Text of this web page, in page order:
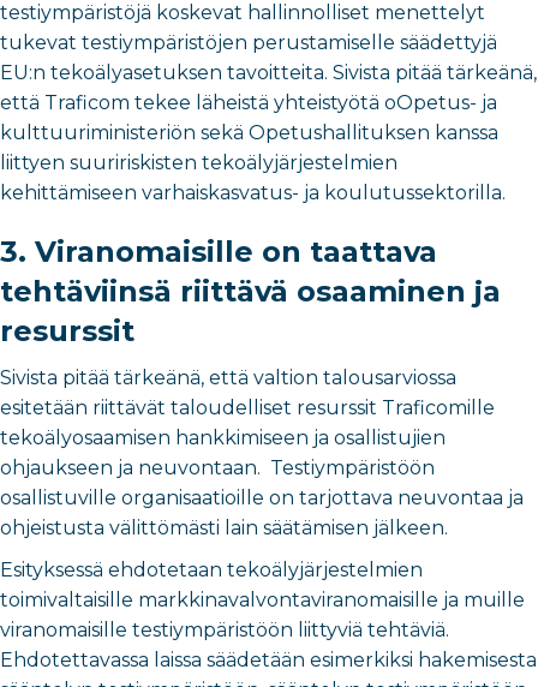
testiympäristöjä koskevat hallinnolliset menettelyt
tukevat testiympäristöjen perustamiselle säädettyjä
EU:n tekoälyasetuksen tavoitteita. Sivista pitää tärkeänä,
että Traficom tekee läheistä yhteistyötä oOpetus- ja
kulttuuriministeriön sekä Opetushallituksen kanssa
liittyen suuririskisten tekoälyjärjestelmien
kehittämiseen varhaiskasvatus- ja koulutussektorilla.
3. Viranomaisille on taattava
tehtäviinsä riittävä osaaminen ja
resurssit
Sivista pitää tärkeänä, että valtion talousarviossa
esitetään riittävät taloudelliset resurssit Traficomille
tekoälyosaamisen hankkimiseen ja osallistujien
ohjaukseen ja neuvontaan. Testiympäristöön
osallistuville organisaatioille on tarjottava neuvontaa ja
ohjeistusta välittömästi lain säätämisen jälkeen.
Esityksessä ehdotetaan tekoälyjärjestelmien
toimivaltaisille markkinavalvontaviranomaisille ja muille
viranomaisille testiympäristöön liittyviä tehtäviä.
Ehdotettavassa laissa säädetään esimerkiksi hakemisesta